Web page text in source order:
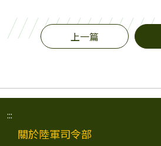
上一篇
:::
關於陸軍司令部